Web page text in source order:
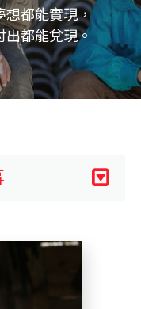
想都能實現，
都能兌現。